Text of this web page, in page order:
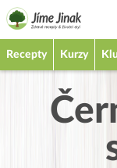
Recepty Kurzy